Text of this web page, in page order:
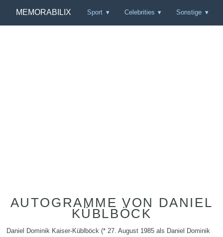
MEMORABILIX Sport Celebrities Sonstige
AUTOGRAMME VON DANIEL
KÜBLBÖCK
Daniel Dominik Kaiser-Küblböck (* 27. August 1985 als Daniel Dominik